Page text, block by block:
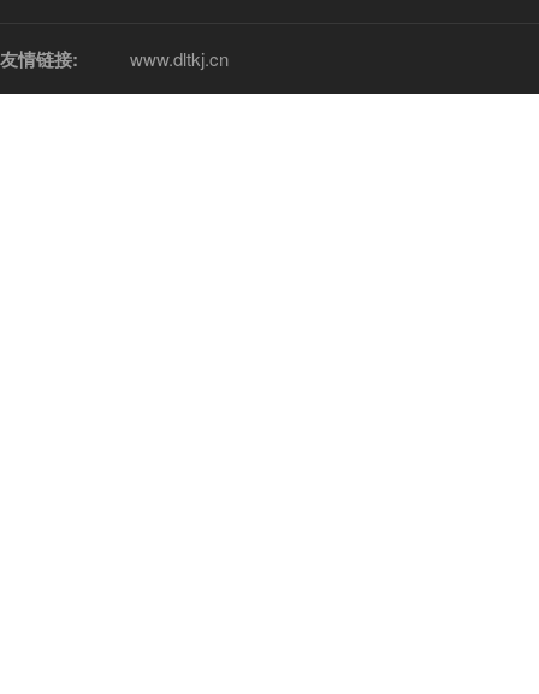
友情链接: www.dltkj.cn